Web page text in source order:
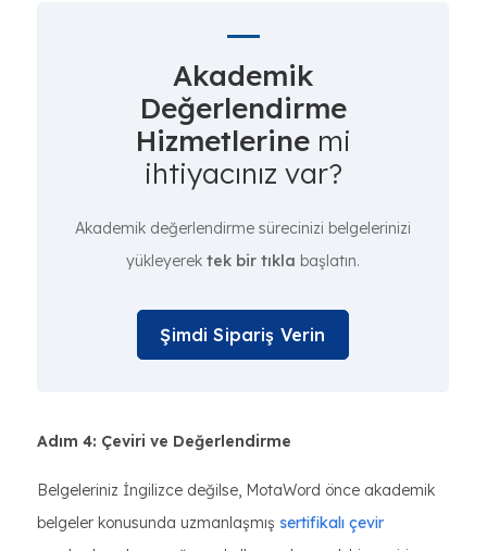
Akademik
Değerlendirme
Hizmetlerinemi
ihtiyacınız var?
Akademik değerlendirme sürecinizi belgelerinizi
yükleyerek tek bir tıkla başlatın.
Şimdi Sipariş Verin
Adım 4: Çeviri ve Değerlendirme
Belgeleriniz İngilizce değilse, MotaWord önce akademik
belgeler konusunda uzmanlaşmış sertifikalı çevir